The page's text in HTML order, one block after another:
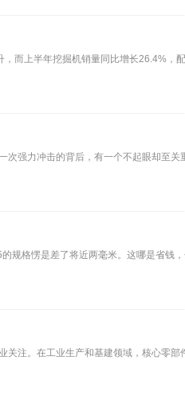
而上半年挖掘机销量同比增长26.4%，
次强力冲击的背后，有一个不起眼却至
规格愣是差了将近两毫米。这哪是省钱，
注。在工业生产和基建领域，核心零部